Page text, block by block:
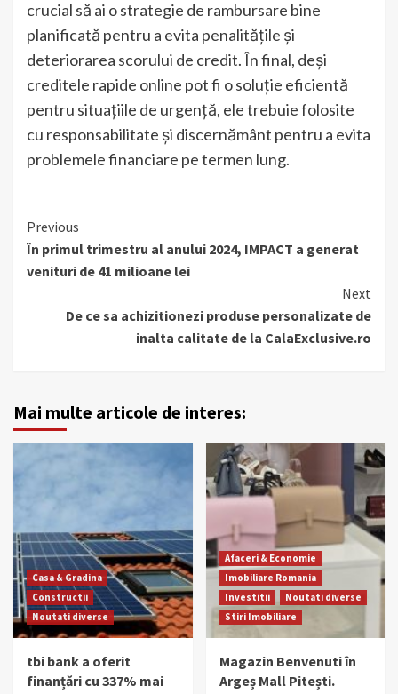
crucial să ai o strategie de rambursare bine
planificată pentru a evita penalitățile și
deteriorarea scorului de credit. În final, deși
creditele rapide online pot fi o soluție eficientă
pentru situațiile de urgență, ele trebuie folosite
cu responsabilitate și discernământ pentru a evita
problemele financiare pe termen lung.
Continue
Reading
Previous
În primul trimestru al anului 2024, IMPACT a generat
venituri de 41 milioane lei
Next
De ce sa achizitionezi produse personalizate de
inalta calitate de la CalaExclusive.ro
Mai multe articole de interes:
Casa & Gradina
Constructii
Noutati diverse
tbi bank a oferit
finanțări cu 337% mai
Afaceri & Economie
Imobiliare Romania
Investitii
Noutati diverse
Stiri Imobiliare
Magazin Benvenuti în
Argeș Mall Pitești.